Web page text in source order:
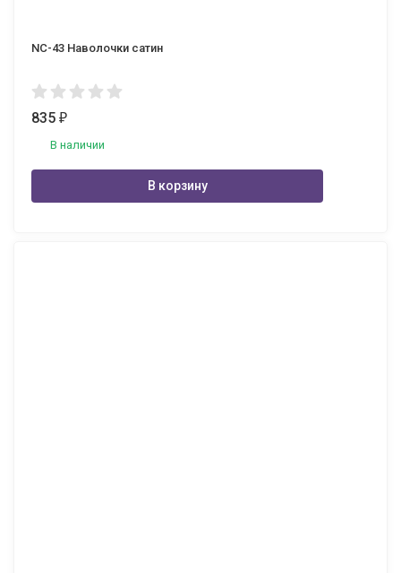
NC-43 Наволочки сатин
835₽
В наличии
В корзину